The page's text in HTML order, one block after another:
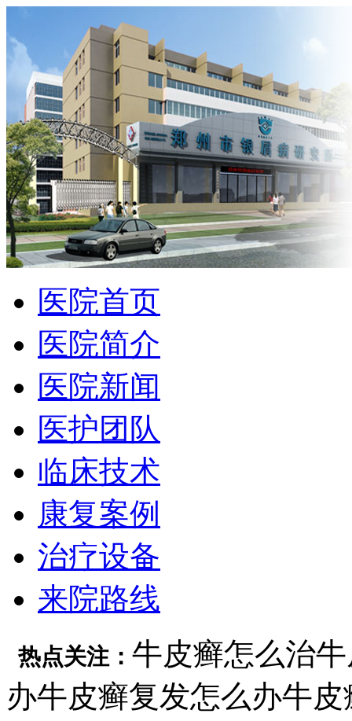
医院首页
医院简介
医院新闻
医护团队
临床技术
康复案例
治疗设备
来院路线
热点关注： 牛皮癣怎么治
办牛皮癣复发怎么办牛皮